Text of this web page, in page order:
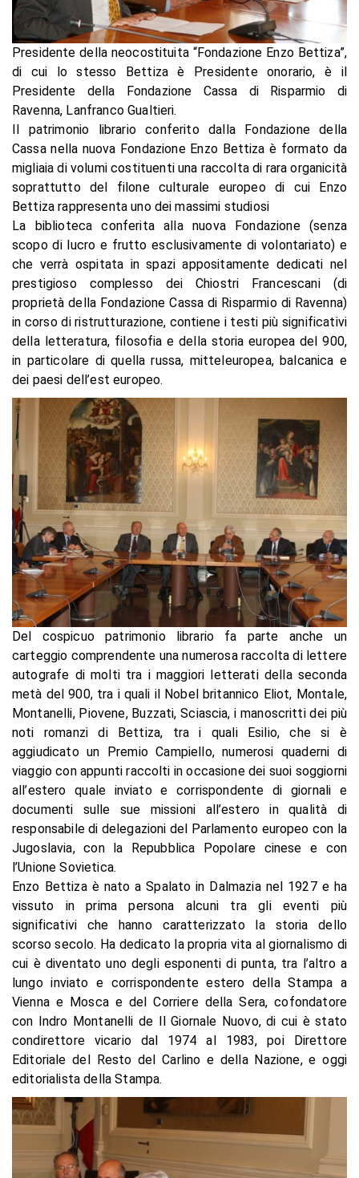
Presidente della neocostituita “Fondazione Enzo Bettiza”,
di cui lo stesso Bettiza è Presidente onorario, è il
Presidente della Fondazione Cassa di Risparmio di
Ravenna, Lanfranco Gualtieri.
Il patrimonio librario conferito dalla Fondazione della
Cassa nella nuova Fondazione Enzo Bettiza è formato da
migliaia di volumi costituenti una raccolta di rara organicità
soprattutto del filone culturale europeo di cui Enzo
Bettiza rappresenta uno dei massimi studiosi
La biblioteca conferita alla nuova Fondazione (senza
scopo di lucro e frutto esclusivamente di volontariato) e
che verrà ospitata in spazi appositamente dedicati nel
prestigioso complesso dei Chiostri Francescani (di
proprietà della Fondazione Cassa di Risparmio di Ravenna)
in corso di ristrutturazione, contiene i testi più significativi
della letteratura, filosofia e della storia europea del 900,
in particolare di quella russa, mitteleuropea, balcanica e
dei paesi dell’est europeo.
Del cospicuo patrimonio librario fa parte anche un
carteggio comprendente una numerosa raccolta di lettere
autografe di molti tra i maggiori letterati della seconda
metà del 900, tra i quali il Nobel britannico Eliot, Montale,
Montanelli, Piovene, Buzzati, Sciascia, i manoscritti dei più
noti romanzi di Bettiza, tra i quali Esilio, che si è
aggiudicato un Premio Campiello, numerosi quaderni di
viaggio con appunti raccolti in occasione dei suoi soggiorni
all’estero quale inviato e corrispondente di giornali e
documenti sulle sue missioni all’estero in qualità di
responsabile di delegazioni del Parlamento europeo con la
Jugoslavia, con la Repubblica Popolare cinese e con
l’Unione Sovietica.
Enzo Bettiza è nato a Spalato in Dalmazia nel 1927 e ha
vissuto in prima persona alcuni tra gli eventi più
significativi che hanno caratterizzato la storia dello
scorso secolo. Ha dedicato la propria vita al giornalismo di
cui è diventato uno degli esponenti di punta, tra l’altro a
lungo inviato e corrispondente estero della Stampa a
Vienna e Mosca e del Corriere della Sera, cofondatore
con Indro Montanelli de Il Giornale Nuovo, di cui è stato
condirettore vicario dal 1974 al 1983, poi Direttore
Editoriale del Resto del Carlino e della Nazione, e oggi
editorialista della Stampa.